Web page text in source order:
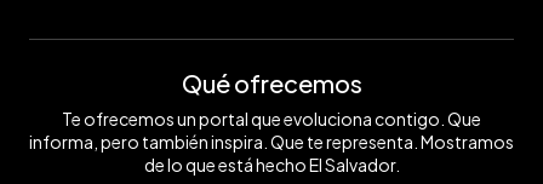
Qué ofrecemos
Te ofrecemos un portal que evoluciona contigo. Que
informa, pero también inspira. Que te representa. Mostramos
de lo que está hecho El Salvador.